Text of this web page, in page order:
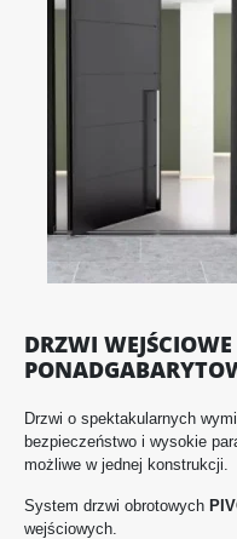
DRZWI
Drzwi o spektakularnych
bezpieczeństwo i wysokie
możliwe w jednej konstrukcji.
System drzwi obrotowych
wejściowych.